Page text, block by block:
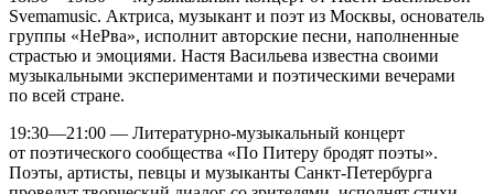
Svemamusic. Актриса, музыкант и поэт из Москвы, основатель
группы «НеРва», исполнит авторские песни, наполненные
страстью и эмоциями. Настя Васильева известна своими
музыкальными экспериментами и поэтическими вечерами
по всей стране.
19:30—21:00 — Литературно-музыкальный концерт
от поэтического сообщества «По Питеру бродят поэты».
Поэты, артисты, певцы и музыканты Санкт-Петербурга